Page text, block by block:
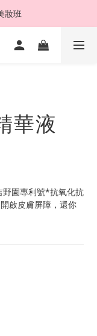
妝班
華液
野園專利號*抗氧化抗
啟皮膚屏障，還你